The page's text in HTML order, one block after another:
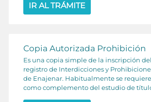
IR AL TRÁMITE
Copia Autorizada Prohibición
Es una copia simple de la inscripción del
registro de Interdicciones y
de Enajenar. Habitualmente se requiere
como complemento del estudio de